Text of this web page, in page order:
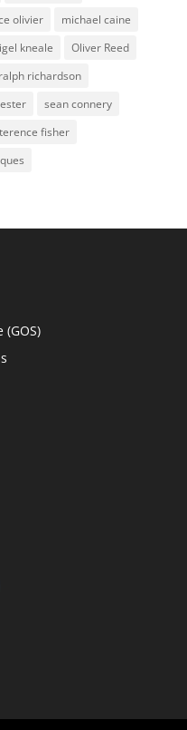
olivier
michael caine
kneale
Oliver Reed
ralph richardson
sean connery
terence fisher